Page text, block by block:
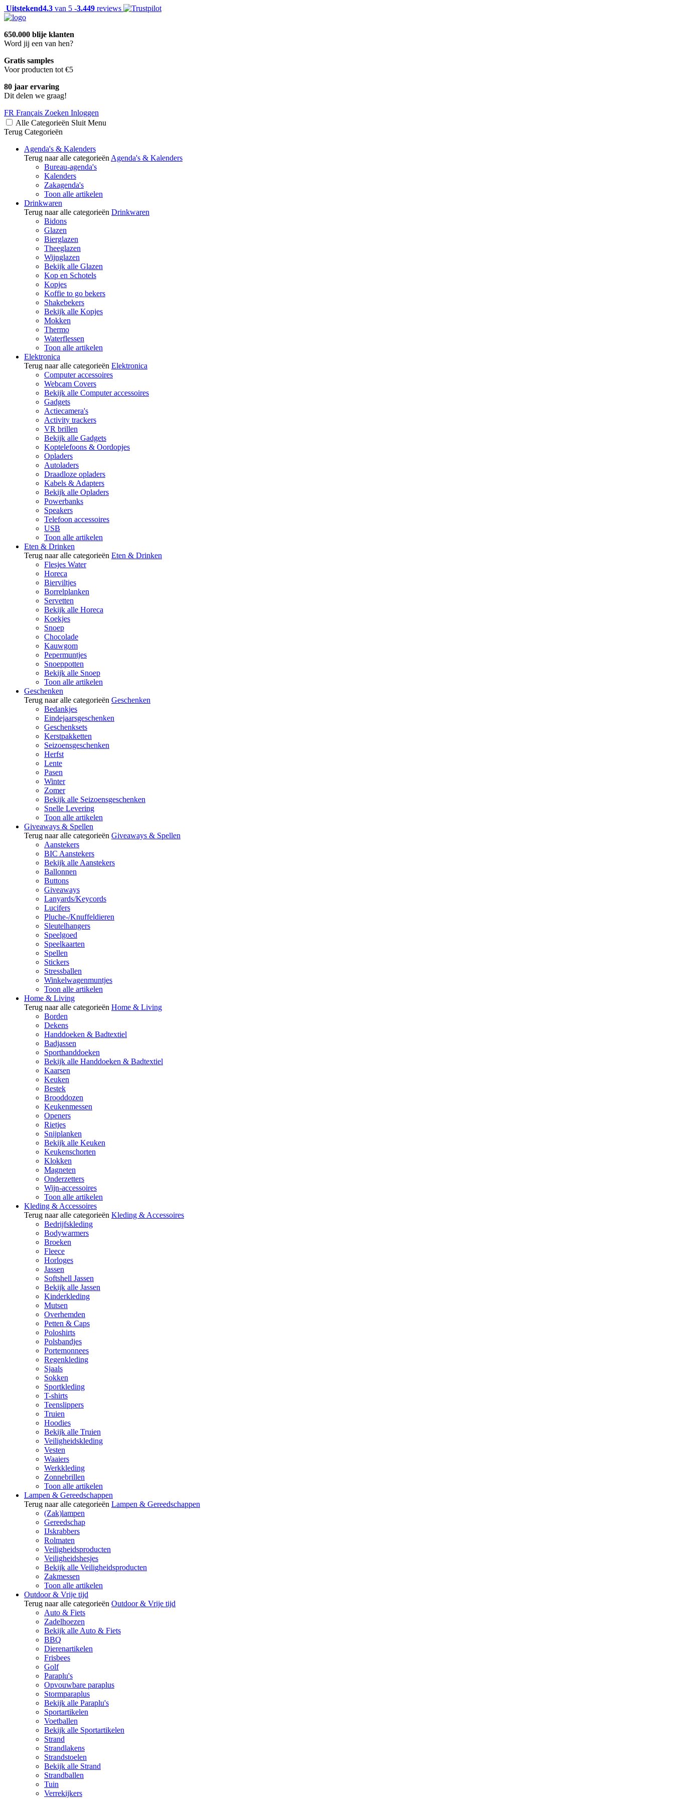
Uitstekend4.3 van 5 -3.449 reviews
650.000 blije klanten
Word jij een van hen?
Gratis samples
Voor producten tot €5
80 jaar ervaring
Dit delen we graag!
FR Français Zoeken Inloggen
Alle Categorieën Sluit Menu
Terug Categorieën
Agenda's & Kalenders
Terug naar alle categorieën Agenda's & Kalenders
Bureau-agenda's
Kalenders
Zakagenda's
Toon alle artikelen
Drinkwaren
Terug naar alle categorieën Drinkwaren
Bidons
Glazen
Bierglazen
Theeglazen
Wijnglazen
Bekijk alle Glazen
Kop en Schotels
Kopjes
Koffie to go bekers
Shakebekers
Bekijk alle Kopjes
Mokken
Thermo
Waterflessen
Toon alle artikelen
Elektronica
Terug naar alle categorieën Elektronica
Computer accessoires
Webcam Covers
Bekijk alle Computer accessoires
Gadgets
Actiecamera's
Activity trackers
VR brillen
Bekijk alle Gadgets
Koptelefoons & Oordopjes
Opladers
Autoladers
Draadloze opladers
Kabels & Adapters
Bekijk alle Opladers
Powerbanks
Speakers
Telefoon accessoires
USB
Toon alle artikelen
Eten & Drinken
Terug naar alle categorieën Eten & Drinken
Flesjes Water
Horeca
Bierviltjes
Borrelplanken
Servetten
Bekijk alle Horeca
Koekjes
Snoep
Chocolade
Kauwgom
Pepermuntjes
Snoeppotten
Bekijk alle Snoep
Toon alle artikelen
Geschenken
Terug naar alle categorieën Geschenken
Bedankjes
Eindejaarsgeschenken
Geschenksets
Kerstpakketten
Seizoensgeschenken
Herfst
Lente
Pasen
Winter
Zomer
Bekijk alle Seizoensgeschenken
Snelle Levering
Toon alle artikelen
Giveaways & Spellen
Terug naar alle categorieën Giveaways & Spellen
Aanstekers
BIC Aanstekers
Bekijk alle Aanstekers
Ballonnen
Buttons
Giveaways
Lanyards/Keycords
Lucifers
Pluche-/Knuffeldieren
Sleutelhangers
Speelgoed
Speelkaarten
Spellen
Stickers
Stressballen
Winkelwagenmuntjes
Toon alle artikelen
Home & Living
Terug naar alle categorieën Home & Living
Borden
Dekens
Handdoeken & Badtextiel
Badjassen
Sporthanddoeken
Bekijk alle Handdoeken & Badtextiel
Kaarsen
Keuken
Bestek
Brooddozen
Keukenmessen
Openers
Rietjes
Snijplanken
Bekijk alle Keuken
Keukenschorten
Klokken
Magneten
Onderzetters
Wijn-accessoires
Toon alle artikelen
Kleding & Accessoires
Terug naar alle categorieën Kleding & Accessoires
Bedrijfskleding
Bodywarmers
Broeken
Fleece
Horloges
Jassen
Softshell Jassen
Bekijk alle Jassen
Kinderkleding
Mutsen
Overhemden
Petten & Caps
Poloshirts
Polsbandjes
Portemonnees
Regenkleding
Sjaals
Sokken
Sportkleding
T-shirts
Teenslippers
Truien
Hoodies
Bekijk alle Truien
Veiligheidskleding
Vesten
Waaiers
Werkkleding
Zonnebrillen
Toon alle artikelen
Lampen & Gereedschappen
Terug naar alle categorieën Lampen & Gereedschappen
(Zak)lampen
Gereedschap
IJskrabbers
Rolmaten
Veiligheidsproducten
Veiligheidshesjes
Bekijk alle Veiligheidsproducten
Zakmessen
Toon alle artikelen
Outdoor & Vrije tijd
Terug naar alle categorieën Outdoor & Vrije tijd
Auto & Fiets
Zadelhoezen
Bekijk alle Auto & Fiets
BBQ
Dierenartikelen
Frisbees
Golf
Paraplu's
Opvouwbare paraplus
Stormparaplus
Bekijk alle Paraplu's
Sportartikelen
Voetballen
Bekijk alle Sportartikelen
Strand
Strandlakens
Strandstoelen
Bekijk alle Strand
Strandballen
Tuin
Verrekijkers